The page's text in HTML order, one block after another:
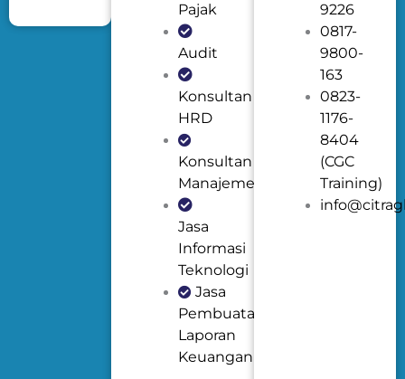
Pajak
Audit
Konsultan
HRD
Konsultan
Manajemen
Jasa
Informasi
Teknologi
Jasa
Pembuatan
Laporan
Keuangan
9226
0817-
9800-
163
0823-
1176-
8404
(CGC
Training)